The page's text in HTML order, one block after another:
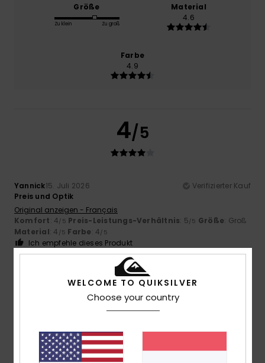
Größe
Zu klein Zu groß
Material
4.6
Farbe
4.9
4/5
Yannick15. Juli 2026
Verifizierter Kauf
Preis und Optik
Original anzeigen - Français
Komfort: 4/5 Preis-Leistungs-Verhältnis: 5/5 Größe: Groß
Material: 4 /5 Farbe: 4/5
Ich empfehle dieses Produkt
4/5
21. Juni 2026
Verifizierter Kauf
Gutes Produkt, aber verbesserungsfähig
Original anzeigen - Castellano
WELCOME TO QUIKSILVER
Choose your country